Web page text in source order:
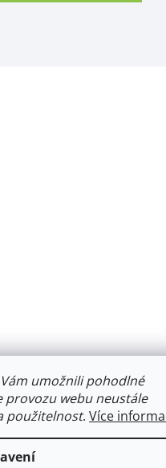
umožnili pohodlné
provozu webu neustále
použitelnost. Více